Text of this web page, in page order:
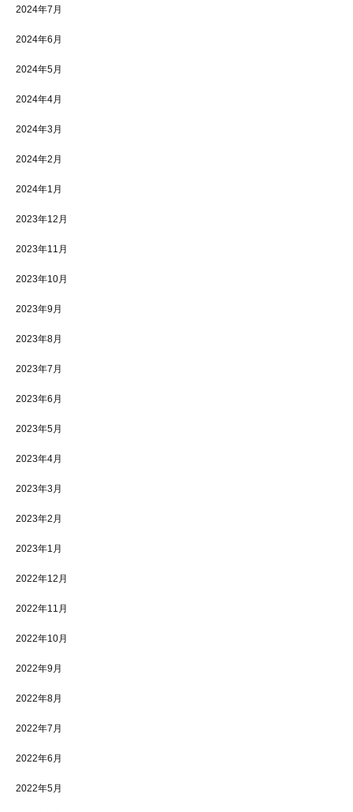
2024年7月
2024年6月
2024年5月
2024年4月
2024年3月
2024年2月
2024年1月
2023年12月
2023年11月
2023年10月
2023年9月
2023年8月
2023年7月
2023年6月
2023年5月
2023年4月
2023年3月
2023年2月
2023年1月
2022年12月
2022年11月
2022年10月
2022年9月
2022年8月
2022年7月
2022年6月
2022年5月